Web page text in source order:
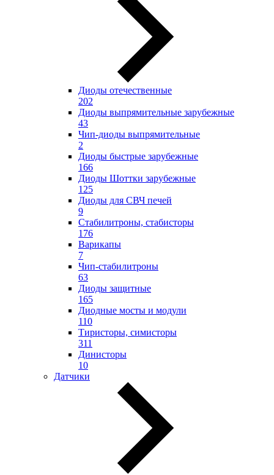
Диоды отечественные
202
Диоды выпрямительные зарубежные
43
Чип-диоды выпрямительные
2
Диоды быстрые зарубежные
166
Диоды Шоттки зарубежные
125
Диоды для СВЧ печей
9
Стабилитроны, стабисторы
176
Варикапы
7
Чип-стабилитроны
63
Диоды защитные
165
Диодные мосты и модули
110
Тиристоры, симисторы
311
Динисторы
10
Датчики